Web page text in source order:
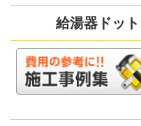
給湯器ドッ